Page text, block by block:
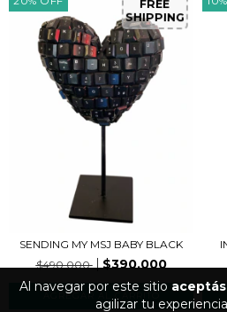
Al navegar por este sitio
agilizar tu
FREE
SHIPPING
SENDING MY MSJ BABY BLACK
$490.000
$390.000